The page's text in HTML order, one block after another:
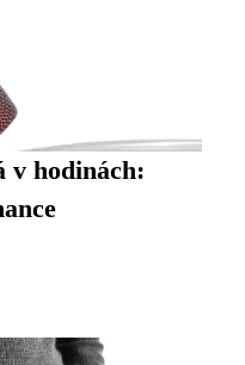
v hodinách: